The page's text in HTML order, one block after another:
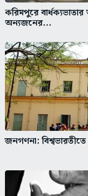
করিমপুরে
অন্যজনের...
জনগণনা: